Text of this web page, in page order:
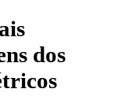
dos